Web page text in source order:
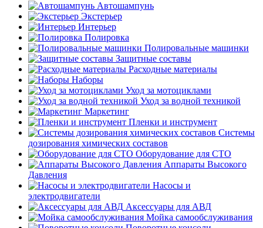
Автошампунь
Экстерьер
Интерьер
Полировка
Полировальные машинки
Защитные составы
Расходные материалы
Наборы
Уход за мотоциклами
Уход за водной техникой
Маркетинг
Пленки и инструмент
Системы
дозирования химических составов
Оборудование для СТО
Аппараты Высокого
Давления
Насосы и
электродвигатели
Аксессуары для АВД
Мойка самообслуживания